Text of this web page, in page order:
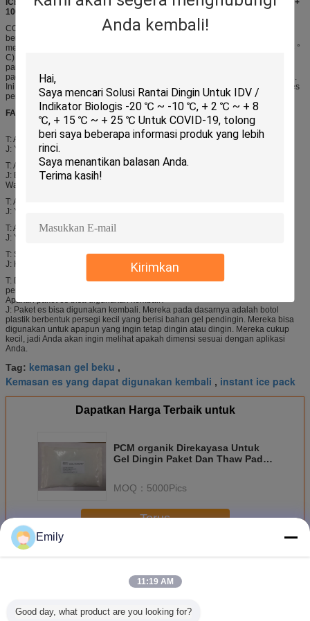
Anda kembali!
Kirimkan
ICE Packs CASES Direkayasa untuk membekukan dan mencairkan pada +
100 ° F / + 38 ° C
COOL Packs / 38 adalah produk bahan perubahan fasa organik yang tidak
beracun yang direkayasa untuk penyimpanan panas laten tinggi untuk
memberikan kontrol suhu pada kisaran + 86 ° F (30 ° C) sampai + 100 ° F (38 °
C) Menjaga produk biologi didinginkan. Energi disimpan sebagai kombinasi
panas yang masuk akal dan laten. Selama proses perubahan fasa antara
padat-cair, energi panas diserap atau dilepaskan saat suhunya tetap konstan.
Ini memberi PCM kemampuan unik untuk mengendalikan suhu selama proses
perubahan fasa.
FAQ:
T: Apakah Anda pabrik?
J: Ya, kami adalah pabrik dan kombinasi perdagangan.
T: Apakah kotak es / kemasan es aman
J: Bahan HDPE yang aman dan makanan, gel di dalamnya tidak beracun.
Wadah plastik bebas BPA dan mudah terurai secara hayati.
T: Apakah OEM tersedia?
J: Ya, ukuran dan logo yang disesuaikan akan disambut.
T: Apakah Anda memberikan contoh gratis?
J: Ya, tapi ongkos yang Anda bayarkan.
T: Sertifikat apa yang Anda miliki untuk produk Anda?
J: Kami memiliki FDA, SGS, MSDS, CPSIA
T: Dapatkah saya menggunakan "icepackers" seperti paket es lainnya untuk
pendingin atau apakah mereka hanya bagus untuk kotak makan siang?
Apakah paket es bisa digunakan kembali?
J: Paket es bisa digunakan kembali. Mereka pada dasarnya adalah botol
plastik berbentuk persegi kecil yang berisi bahan gel pendingin. Mereka bisa
digunakan untuk apapun yang ingin tetap dingin atau dingin. Mereka cukup
kecil, jadi Anda akan ingin melihat apakah dimensi sesuai dengan aplikasi
Anda.
Tag: kemasan gel beku ,
Kemasan es yang dapat digunakan kembali , instant ice pack
Dapatkan Harga Terbaik untuk
PCM organik Direkayasa Untuk
Gel Dingin Paket Dan Thaw Pada
MOQ： 5000Pics
Terus
LebihPaket Ice Gel
Emily
11:19 AM
Good day, what product are you looking for?